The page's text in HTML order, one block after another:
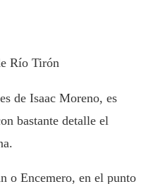
Río Tirón
de Isaac Moreno, es
bastante detalle el
o Encemero, en el punto